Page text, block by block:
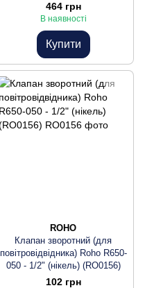
464 грн
В наявності
Купити
ROHO
Клапан зворотний (для
повітровідвідника) Roho R650-
050 - 1/2" (нікель) (RO0156)
102 грн